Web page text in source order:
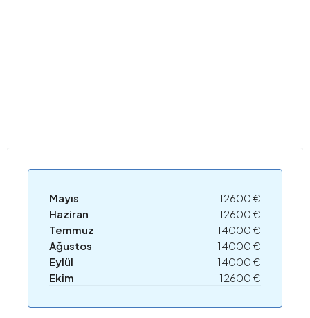
Mayıs
12600 €
Haziran
12600 €
Temmuz
14000 €
Ağustos
14000 €
Eylül
14000 €
Ekim
12600 €